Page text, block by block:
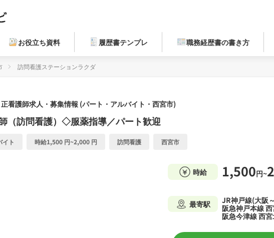
お役立ち資料 履歴書テンプレ 職務経歴書の書き方
訪問看護ステーションラクダ
正看護師求人・募集情報 (パート・アルバイト・西宮市)
（訪問看護）◇服薬指導／パート歓迎
イト 時給1,500 円~2,000 円 訪問看護 西宮市
時給 1,500円~
最寄駅
JR神戸線(大阪
阪急神戸本線
阪急今津線 西